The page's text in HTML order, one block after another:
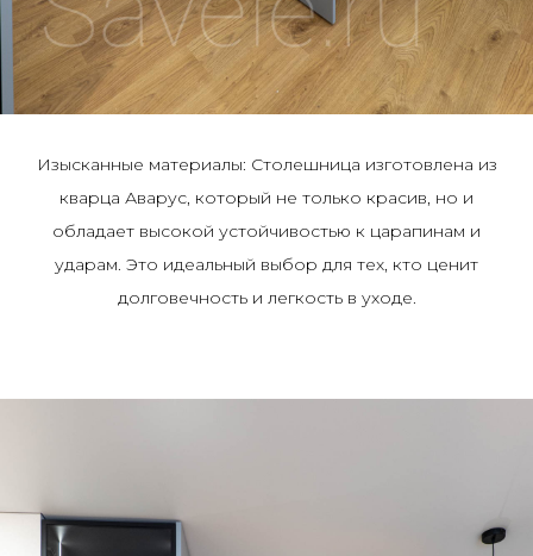
Изысканные материалы: Столешница изготовлена из
кварца Аварус, который не только красив, но и
обладает высокой устойчивостью к царапинам и
ударам. Это идеальный выбор для тех, кто ценит
долговечность и легкость в уходе.